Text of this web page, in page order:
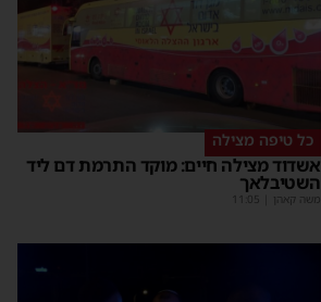
כל טיפה מצילה
אשדוד מצילה חיים: מוקד התרמת דם ליד
השטיבלאך
משה קאהן 11:05